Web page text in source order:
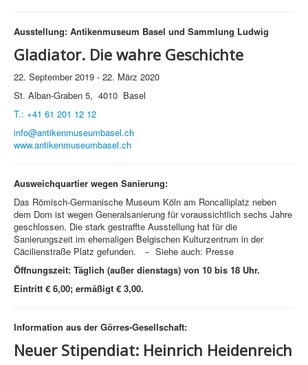
Ausstellung: Antikenmuseum Basel und Sammlung Ludwig
Gladiator. Die wahre Geschichte
22. September 2019 - 22. März 2020
St. Alban-Graben 5, 4010 Basel
T.: +41 61 201 12 12
info@antikenmuseumbasel.ch
www.antikenmuseumbasel.ch
Ausweichquartier wegen Sanierung:
Das Römisch-Germanische Museum Köln am Roncalliplatz neben
dem Dom ist wegen Generalsanierung für voraussichtlich sechs Jahre
geschlossen. Die stark gestraffte Ausstellung hat für die
Sanierungszeit im ehemaligen Belgischen Kulturzentrum in der
Cäcilienstraße Platz gefunden. − Siehe auch: Presse
Öffnungszeit: Täglich (außer dienstags) von 10 bis 18 Uhr.
Eintritt € 6,00; ermäßigt € 3,00.
Information aus der Görres-Gesellschaft:
Neuer Stipendiat: Heinrich Heidenreich